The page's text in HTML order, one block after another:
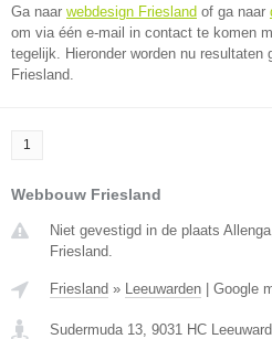
Ga naar webdesign Friesland of ga naar
om via één e-mail in contact te komen
tegelijk. Hieronder worden nu resultaten
Friesland.
1
Webbouw Friesland
Niet gevestigd in de plaats
Friesland.
Friesland » Leeuwarden Google
Sudermuda 13, 9031 HC